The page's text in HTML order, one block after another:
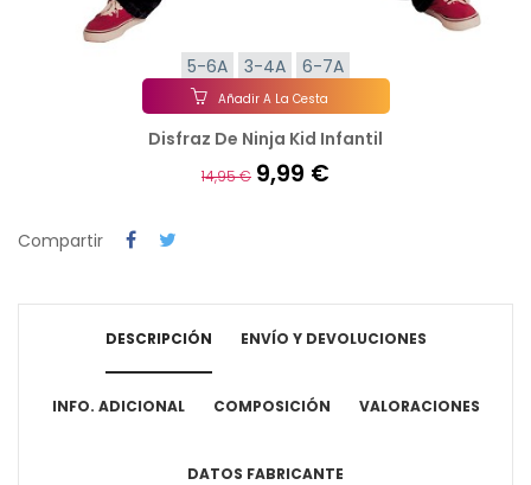
5-6A 3-4A 6-7A
Añadir A La Cesta
Disfraz De Ninja Kid Infantil
14,95 € 9,99 €
Compartir
DESCRIPCIÓN ENVÍO Y DEVOLUCIONES
INFO. ADICIONAL COMPOSICIÓN VALORACIONES
DATOS FABRICANTE